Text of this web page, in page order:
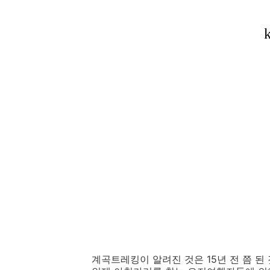
계곡트레킹이 알려진 것은 15년 전 쯤 된